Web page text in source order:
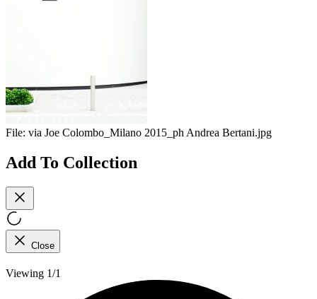
File: via Joe Colombo_Milano 2015_ph Andrea Bertani.jpg
Add To Collection
Close
Viewing 1/1